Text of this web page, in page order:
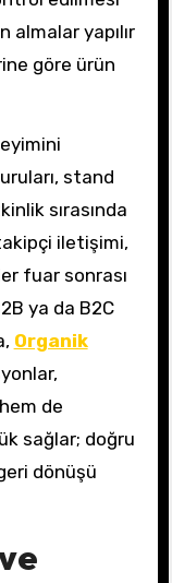
almalar yapılır
göre ürün
stand
sırasında
iletişimi,
fuar sonrası
ya da B2C
Organik
de
sağlar; doğru
geri dönüşü